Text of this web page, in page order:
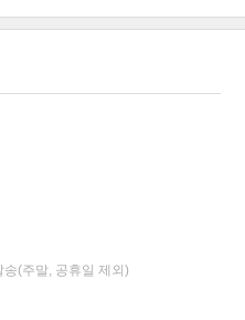
(주말, 공휴일 제외)